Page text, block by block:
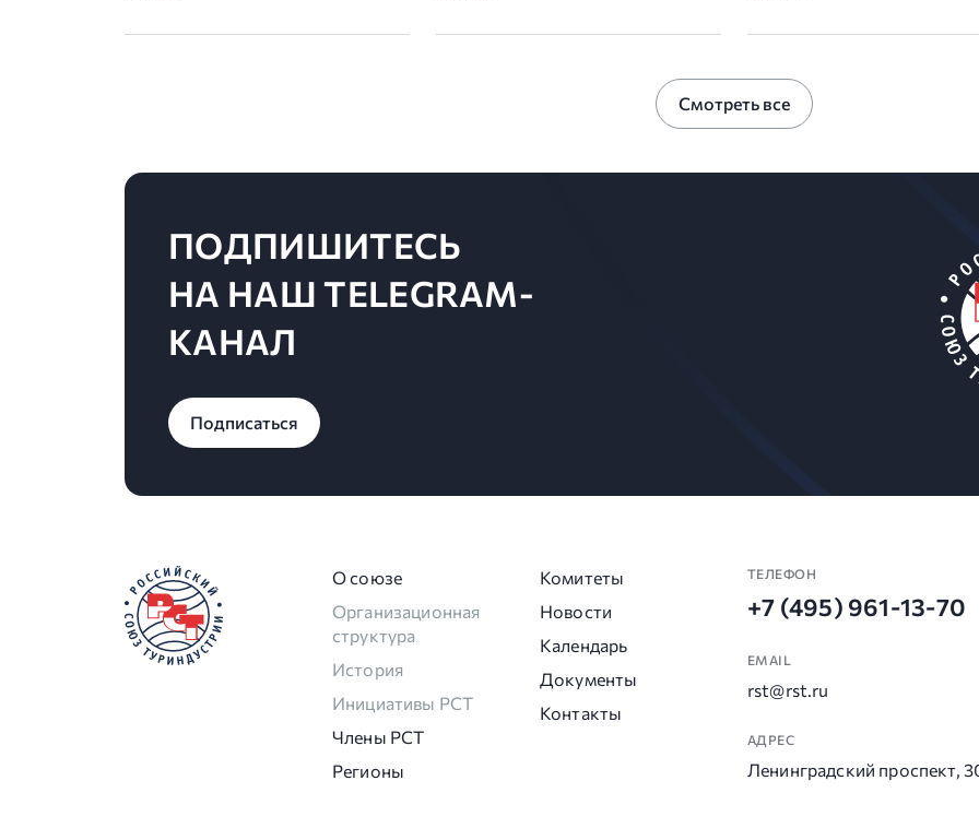
ассоциацией туризма совместно с
туризма»
Смотреть все
ПОДПИШИТЕСЬ
НА НАШ TELEGRAM-
КАНАЛ
Подписаться
О союзе
Организационная
структура
История
Инициативы РСТ
Члены РСТ
Регионы
Комитеты
Новости
Календарь
Документы
Контакты
ТЕЛЕФОН
+7 (495) 961-13-70
EMAIL
rst@rst.ru
АДРЕС
Ленинградский проспект,